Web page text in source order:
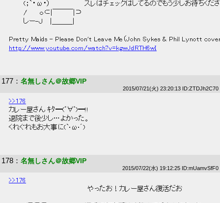
(；`・ω・）　　　　　　　スレはチェックはしてるのでもう少しお待ちくだ
/　　 ｏ⊂|￣￣￣|⊃
しー-Ｊ　 |＿＿＿|
Pretty Maids - Please Don't Leave Me（John Sykes & Phil Lynott
http://www.youtube.com/watch?v=kgwJdRTH6wI
177 ： 名無しさん＠故郷VIP
2015/07/21(火) 23:20:13 ID:ZTDJh2C70
>>176
カレー屋さん ｷﾀ━(ﾟ∀ﾟ)━!!
退院まで後少し…よかった。
くれぐれもお大事に(`•ω•´)
178 ： 名無しさん＠故郷VIP
2015/07/22(水) 19:12:25 ID:mUamvSfF0
>>176
やったお！カレー屋さん復活だお